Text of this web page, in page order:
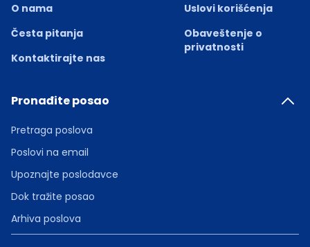
O nama
Česta pitanja
Kontaktirajte nas
Uslovi korišćenja
Obaveštenje o
privatnosti
Pronađite posao
Pretraga poslova
Poslovi na email
Upoznajte poslodavce
Dok tražite posao
Arhiva poslova